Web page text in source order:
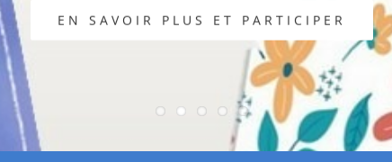
pour lire et étudier un texte de la Bible.
EN SAVOIR PLUS ET PARTICIPER